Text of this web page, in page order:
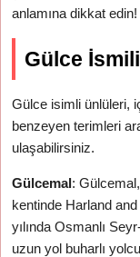
anlamına dikkat edin!
Gülce
Gülce isimli ünlüleri,
benzeyen terimleri
ulaşabilirsiniz.
Gülcemal:
kentinde Harland
yılında Osmanlı
uzun yol buharlı